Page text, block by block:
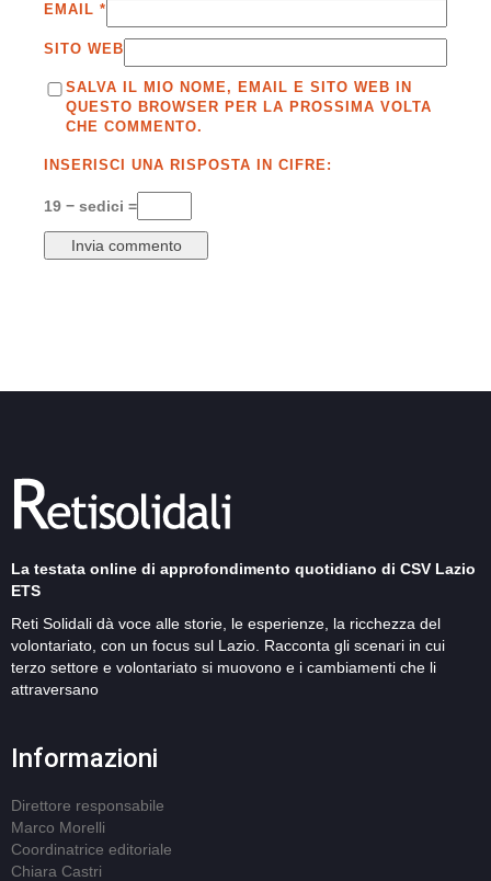
EMAIL *
SITO WEB
SALVA IL MIO NOME, EMAIL E SITO WEB IN
QUESTO BROWSER PER LA PROSSIMA VOLTA
CHE COMMENTO.
INSERISCI UNA RISPOSTA IN CIFRE:
19 − sedici =
La testata online di approfondimento quotidiano di CSV Lazio
ETS
Reti Solidali dà voce alle storie, le esperienze, la ricchezza del
volontariato, con un focus sul Lazio. Racconta gli scenari in cui
terzo settore e volontariato si muovono e i cambiamenti che li
attraversano
Informazioni
Direttore responsabile
Marco Morelli
Coordinatrice editoriale
Chiara Castri